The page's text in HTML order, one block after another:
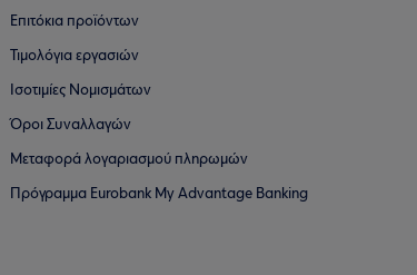
Επιτόκια προϊόντων
Τιμολόγια εργασιών
Ισοτιμίες Νομισμάτων
Όροι Συναλλαγών
Μεταφορά λογαριασμού πληρωμών
Πρόγραμμα Eurobank My Advantage Banking